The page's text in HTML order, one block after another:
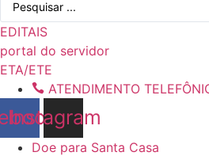
o
conteúdo
EDITAIS
portal do servidor
ETA/ETE
ATENDIMENTO
Instagram
Doe para Santa Casa